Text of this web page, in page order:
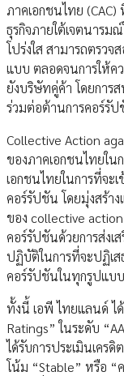
ภาคเอกชนไทย
ธุรกิจภายใต้เจตนารม
โปร่งใส สามารถตรว
แบบ ตลอดจนการให้ค
ยังบริษัทคู่ค้า โดยการ
ร่วมต่อต้านการคอร์รัป
Collective Action
ของภาคเอกชนไทยใน
เอกชนไทยในการที่จะ
คอร์รัปชัน โดยมุ่งสร้า
ของ collective
คอร์รัปชันด้วยการส่ง
ปฏิบัติในการที่จะปฏิเ
คอร์รัปชันในทุกรูปแบบ
ทั้งนี้ เอพี ไทยแลนด์ ไ
Ratings” ในระดับ
ได้รับการประเมินเคร
โน้ม “Stable” หรือ “